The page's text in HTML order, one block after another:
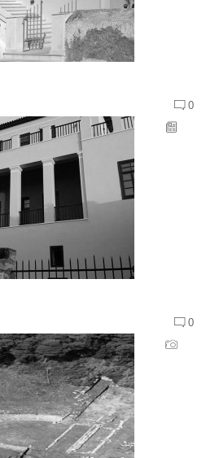
0
0